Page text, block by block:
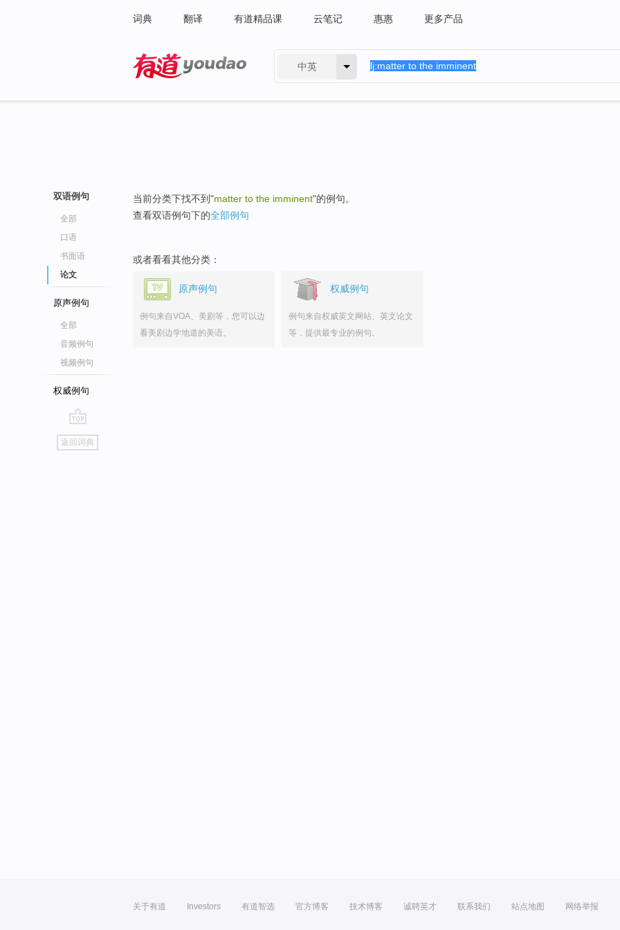
词典 翻译 有道精品课 云笔记 惠惠 更多产品
中英
双语例句
全部
口语
书面语
论文
原声例句
全部
音频例句
视频例句
权威例句
go
top
返回词典
当前分类下找不到"matter to the imminent"的例句。
查看双语例句下的全部例句
或者看看其他分类：
原声例句
例句来自VOA、美剧等，您可以边
看美剧边学地道的美语。
权威例句
例句来自权威英文网站、英文论文
等，提供最专业的例句。
关于有道 Investors 有道智选 官方博客 技术博客 诚聘英才 联系我们 站点地图 网络举报